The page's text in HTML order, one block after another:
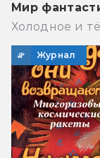
Мир
Холодное и
Журнал